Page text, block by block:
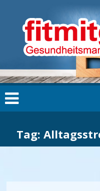
springen
Tag: